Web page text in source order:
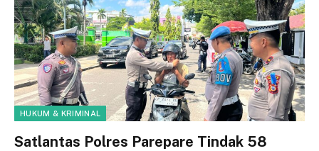
HUKUM & KRIMINAL
Satlantas Polres Parepare Tindak 58